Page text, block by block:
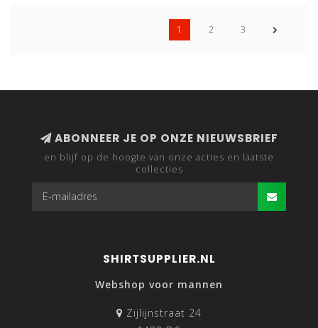
1 2 3
ABONNEER JE OP ONZE NIEUWSBRIEF
en blijf op de hoogte van onze acties en laatste
collecties
SHIRTSUPPLIER.NL
Webshop voor mannen
Zijlijnstraat 24